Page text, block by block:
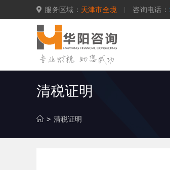
转
服务区域： 天津市全境 咨询电话：
清税证明
> 清税证明